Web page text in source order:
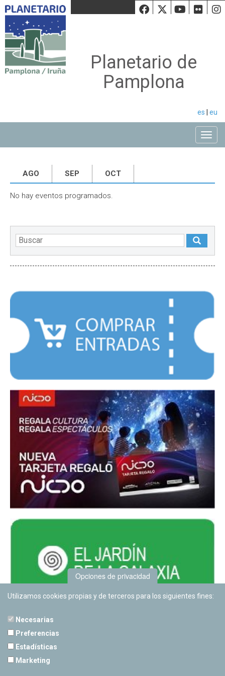
Facebook
Twiiter
Planetario de
Pamplona
es eu
AGO SEP OCT
No hay eventos programados.
Opciones de privacidad
Utilizamos cookies propias y de terceros para los siguientes fines:
Necesarias
Preferencias
Estadísticas
Marketing